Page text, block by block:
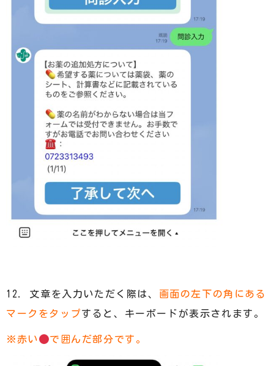
12. 文章を入力いただく際は、 画面の左下の角にある
マークをタップすると、キーボードが表示されます。
※赤い で囲んだ部分です。